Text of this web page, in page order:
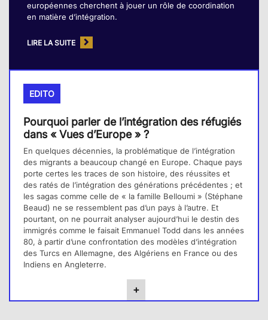
européennes cherchent à jouer un rôle de coordination
en matière d’intégration.
LIRE LA SUITE
EDITO
Pourquoi parler de l’intégration des réfugiés
dans « Vues d’Europe » ?
En quelques décennies, la problématique de l’intégration
des migrants a beaucoup changé en Europe. Chaque pays
porte certes les traces de son histoire, des réussites et
des ratés de l’intégration des générations précédentes ; et
les sagas comme celle de « la famille Belloumi » (Stéphane
Beaud) ne se ressemblent pas d’un pays à l’autre. Et
pourtant, on ne pourrait analyser aujourd’hui le destin des
immigrés comme le faisait Emmanuel Todd dans les années
80, à partir d’une confrontation des modèles d’intégration
des Turcs en Allemagne, des Algériens en France ou des
Indiens en Angleterre.
+